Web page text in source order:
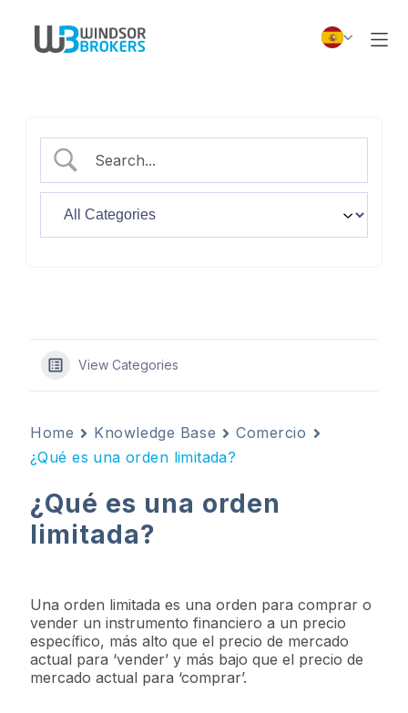
View Categories
Home Knowledge Base
Comercio
¿Qué es una orden limitada?
¿Qué es una orden
limitada?
Una orden limitada es una orden para comprar o
vender un instrumento financiero a un precio
específico, más alto que el precio de mercado
actual para ‘vender’ y más bajo que el precio de
mercado actual para ‘comprar’.